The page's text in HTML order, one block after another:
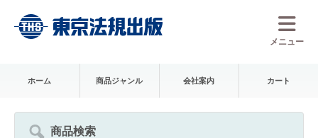
メニュー
ホーム 商品ジャンル 会社案内 カート
商品検索